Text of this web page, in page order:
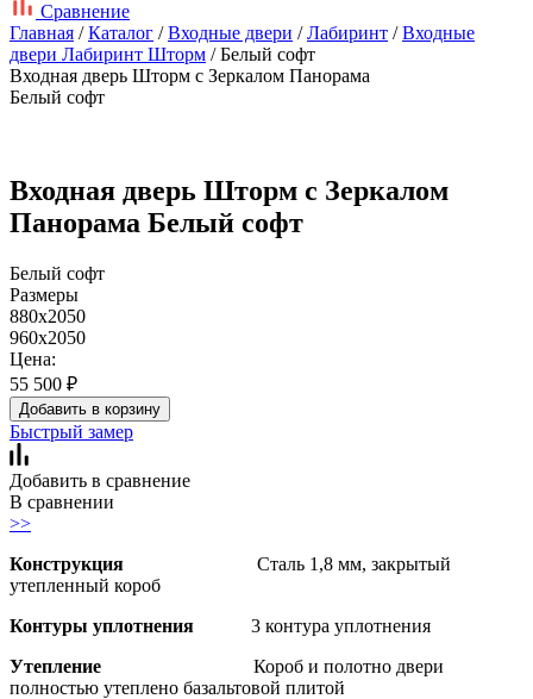
Сравнение
Главная /Каталог /Входные двери /Лабиринт /Входные
двери Лабиринт Шторм / Белый софт
Входная дверь Шторм с Зеркалом Панорама
Белый софт
Входная дверь Шторм с Зеркалом
Панорама Белый софт
Белый софт
Размеры
880x2050
960x2050
Цена:
55 500 ₽
Добавить в корзину
Быстрый замер
Добавить в сравнение
В сравнении
>>
Конструкция Сталь 1,8 мм, закрытый
утепленный короб
Контуры уплотнения 3 контура уплотнения
Утепление Короб и полотно двери
полностью утеплено базальтовой плитой